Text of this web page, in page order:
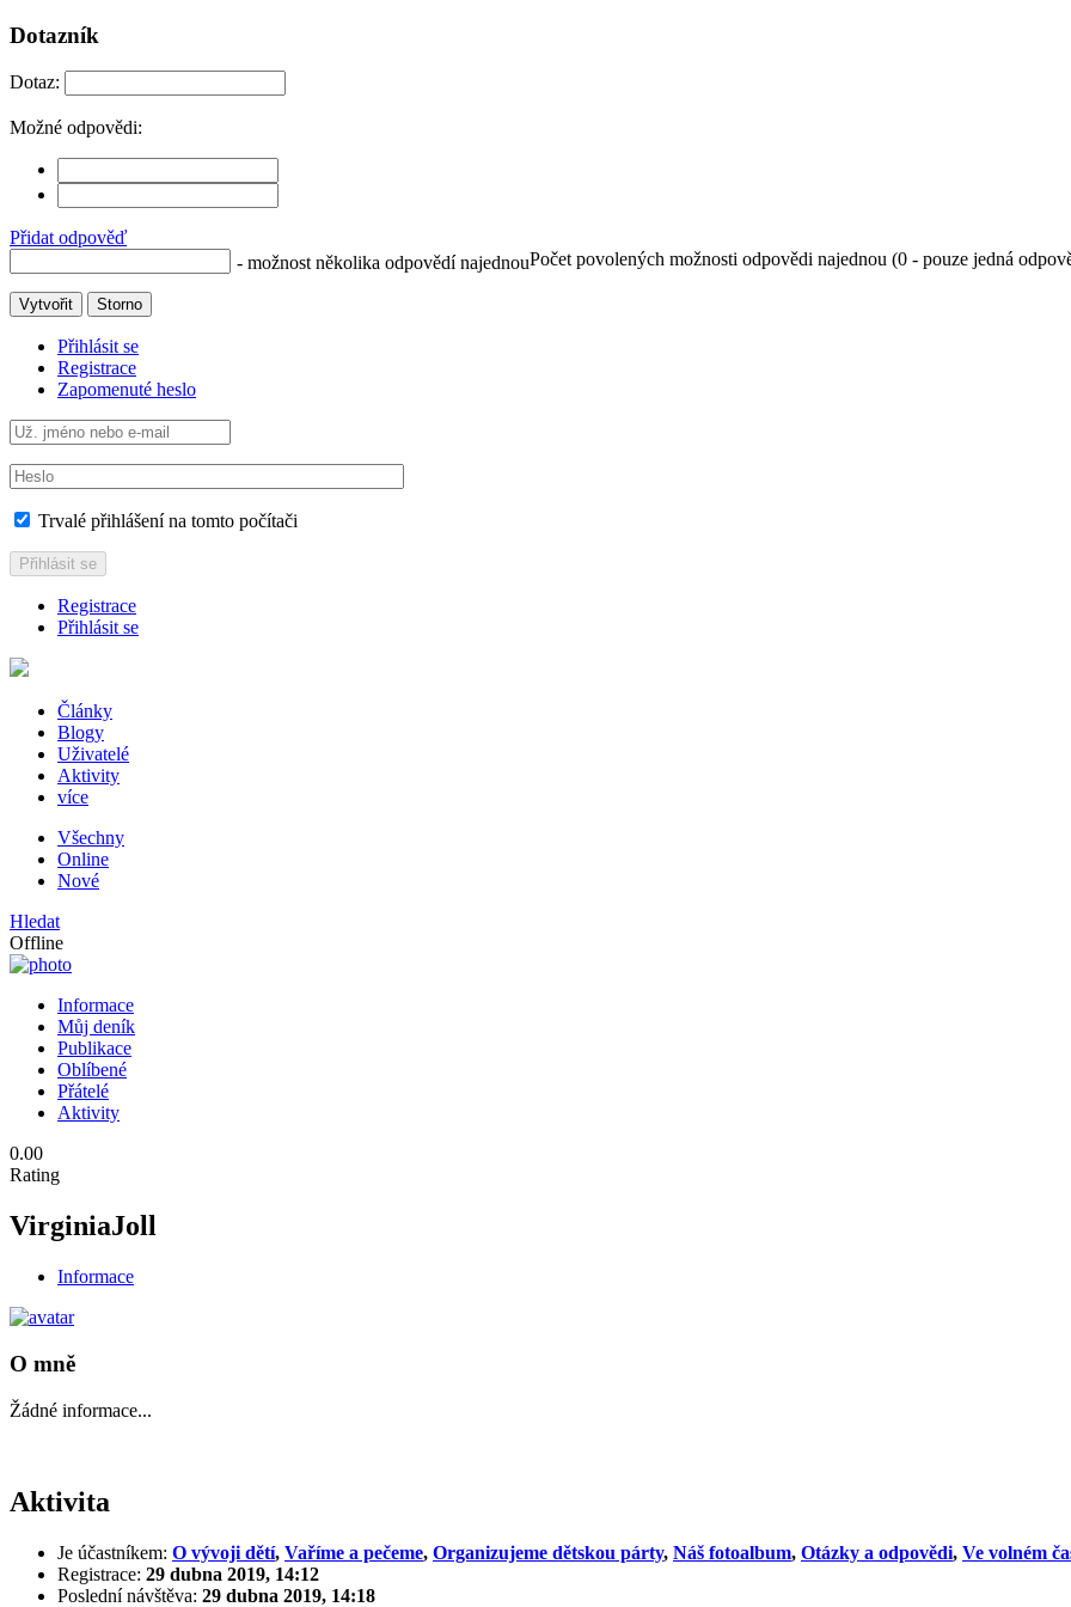
Dotazník
Dotaz:
Možné odpovědi:
Přidat odpověď
- možnost několika odpovědí najednouPočet povolených možnosti odpovědi najednou (0 - pouze jedná
Vytvořit Storno
Přihlásit se
Registrace
Zapomenuté heslo
Trvalé přihlášení na tomto počítači
Přihlásit se
Registrace
Přihlásit se
Články
Blogy
Uživatelé
Aktivity
více
Všechny
Online
Nové
Hledat
Offline
Informace
Můj deník
Publikace
Oblíbené
Přátelé
Aktivity
0.00
Rating
VirginiaJoll
Informace
O mně
Žádné informace...
Aktivita
Je účastníkem: O vývoji dětí, Vaříme a pečeme, Organizujeme dětskou párty, Náš fotoalbum, Otázky a odpovědi, Ve volném
Registrace: 29 dubna 2019, 14:12
Poslední návštěva: 29 dubna 2019, 14:18